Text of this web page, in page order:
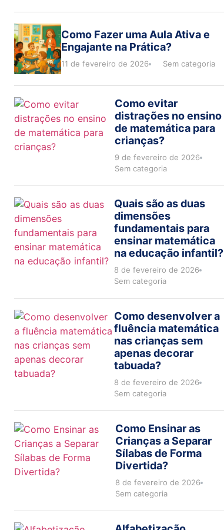
Como Fazer uma Aula Ativa e
Engajante na Prática?
11 de fevereiro de 2026 Sem categoria
Como evitar
distrações no ensino
de matemática para
crianças?
9 de fevereiro de 2026
Sem categoria
Quais são as duas
dimensões
fundamentais para
ensinar matemática
na educação infantil?
8 de fevereiro de 2026
Sem categoria
Como desenvolver a
fluência matemática
nas crianças sem
apenas decorar
tabuada?
8 de fevereiro de 2026
Sem categoria
Como Ensinar as
Crianças a Separar
Sílabas de Forma
Divertida?
8 de fevereiro de 2026
Sem categoria